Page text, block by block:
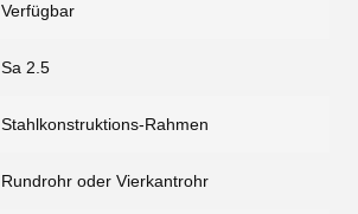
Verfügbar
Sa 2.5
Stahlkonstruktions-Rahmen
Rundrohr oder Vierkantrohr